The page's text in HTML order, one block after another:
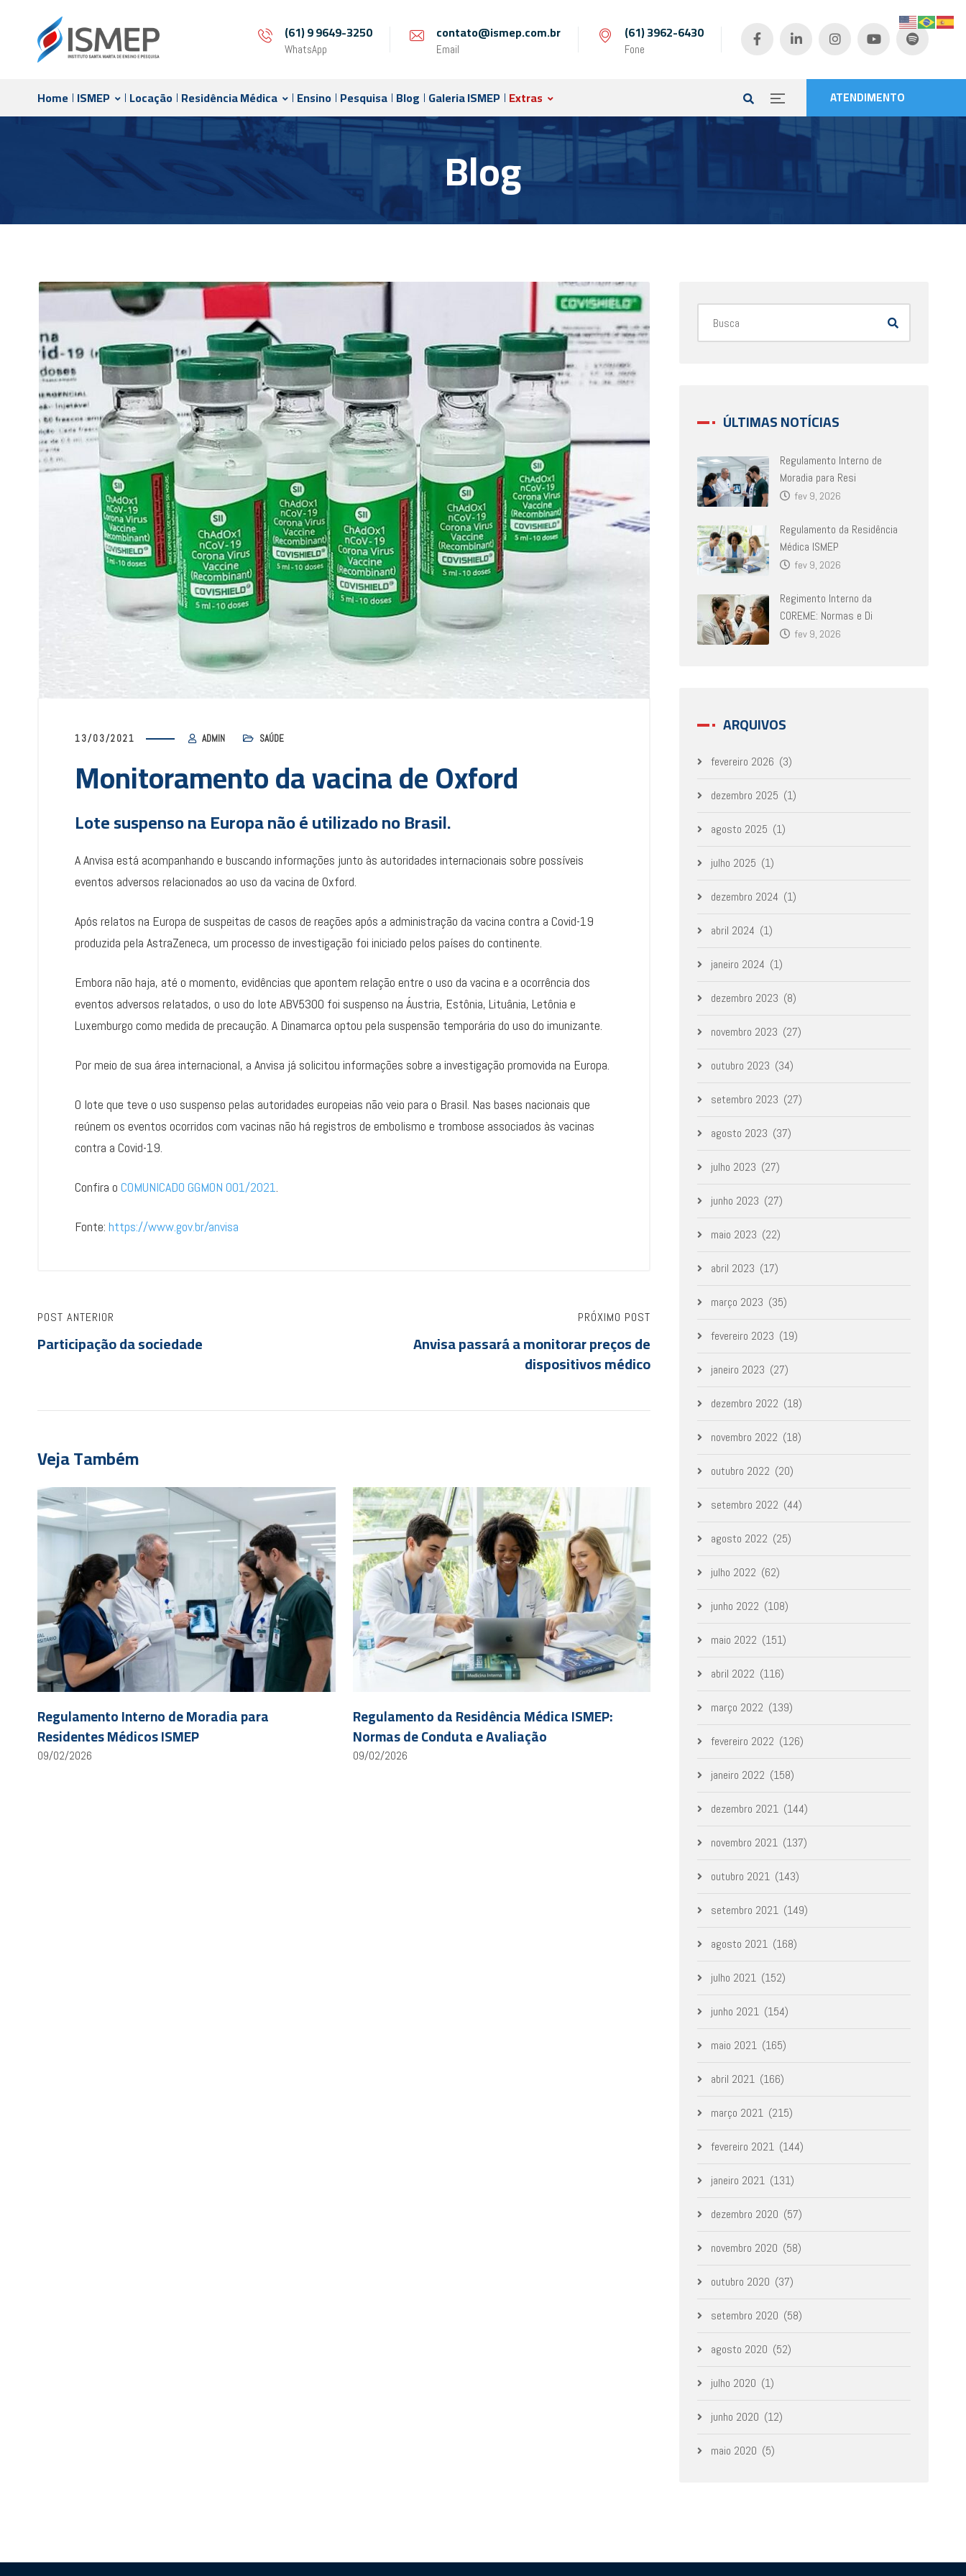
(61) 9 9649-3250
WhatsApp
contato@ismep.com.br
Email
(61) 3962-6430
Fone
ATENDIMENTO
Home ISMEP Locação Residência Médica Ensino Pesquisa Blog Galeria ISMEP Extras
Blog
13/03/2021 ADMIN SAÚDE
Monitoramento da vacina de Oxford
Lote suspenso na Europa não é utilizado no Brasil.
A Anvisa está acompanhando e buscando informações junto às autoridades internacionais sobre possíveis
eventos adversos relacionados ao uso da vacina de Oxford.
Após relatos na Europa de suspeitas de casos de reações após a administração da vacina contra a Covid-19
produzida pela AstraZeneca, um processo de investigação foi iniciado pelos países do continente.
Embora não haja, até o momento, evidências que apontem relação entre o uso da vacina e a ocorrência dos
eventos adversos relatados, o uso do lote ABV5300 foi suspenso na Áustria, Estônia, Lituânia, Letônia e
Luxemburgo como medida de precaução. A Dinamarca optou pela suspensão temporária do uso do imunizante.
Por meio de sua área internacional, a Anvisa já solicitou informações sobre a investigação promovida na Europa.
O lote que teve o uso suspenso pelas autoridades europeias não veio para o Brasil. Nas bases nacionais que
reúnem os eventos ocorridos com vacinas não há registros de embolismo e trombose associados às vacinas
contra a Covid-19.
Confira o COMUNICADO GGMON 001/2021.
Fonte: https://www.gov.br/anvisa
POST ANTERIOR
Participação da sociedade
PRÓXIMO POST
Anvisa passará a monitorar preços de
dispositivos médico
Veja Também
Regulamento Interno de Moradia para
Residentes Médicos ISMEP
09/02/2026
Regulamento da Residência Médica ISMEP:
Normas de Conduta e Avaliação
09/02/2026
ÚLTIMAS NOTÍCIAS
Regulamento Interno de
Moradia para Resi
fev 9, 2026
Regulamento da Residência
Médica ISMEP
fev 9, 2026
Regimento Interno da
COREME: Normas e Di
fev 9, 2026
ARQUIVOS
fevereiro 2026 (3)
dezembro 2025 (1)
agosto 2025 (1)
julho 2025 (1)
dezembro 2024 (1)
abril 2024 (1)
janeiro 2024 (1)
dezembro 2023 (8)
novembro 2023 (27)
outubro 2023 (34)
setembro 2023 (27)
agosto 2023 (37)
julho 2023 (27)
junho 2023 (27)
maio 2023 (22)
abril 2023 (17)
março 2023 (35)
fevereiro 2023 (19)
janeiro 2023 (27)
dezembro 2022 (18)
novembro 2022 (18)
outubro 2022 (20)
setembro 2022 (44)
agosto 2022 (25)
julho 2022 (62)
junho 2022 (108)
maio 2022 (151)
abril 2022 (116)
março 2022 (139)
fevereiro 2022 (126)
janeiro 2022 (158)
dezembro 2021 (144)
novembro 2021 (137)
outubro 2021 (143)
setembro 2021 (149)
agosto 2021 (168)
julho 2021 (152)
junho 2021 (154)
maio 2021 (165)
abril 2021 (166)
março 2021 (215)
fevereiro 2021 (144)
janeiro 2021 (131)
dezembro 2020 (57)
novembro 2020 (58)
outubro 2020 (37)
setembro 2020 (58)
agosto 2020 (52)
julho 2020 (1)
junho 2020 (12)
maio 2020 (5)